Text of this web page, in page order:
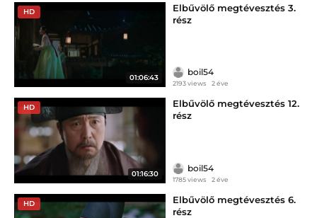
HD
01:06:43
Elbűvölő megtévesztés 3.
rész
boil54
2193 views 2 éve
HD
01:16:30
Elbűvölő megtévesztés 12.
rész
boil54
1785 views 2 éve
HD
Elbűvölő megtévesztés 6.
rész